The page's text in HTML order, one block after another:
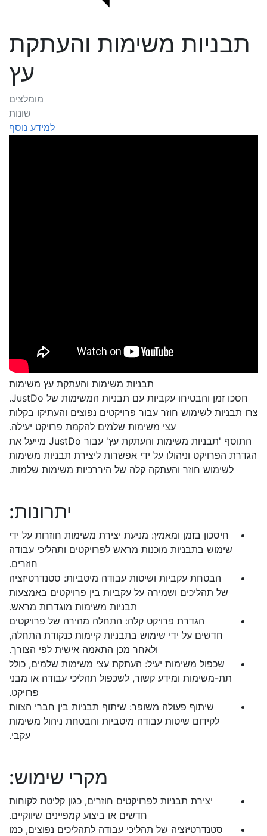
תבניות משימות והעתקת
עץ
מומלצים
שונות
למידע נוסף
תבניות משימות והעתקת עץ משימות
חסכו זמן והבטיחו עקביות עם תבניות המשימות של JustDo.
צרו תבניות לשימוש חוזר עבור פרויקטים נפוצים והעתיקו בקלות
עצי משימות שלמים להקמת פרויקט יעילה.
התוסף 'תבניות משימות והעתקת עץ' עבור JustDo מייעל את
הגדרת הפרויקט וניהולו על ידי אפשרות ליצירת תבניות משימות
לשימוש חוזר והעתקה קלה של היררכיות משימות שלמות.
יתרונות:
חיסכון בזמן ומאמץ: מניעת יצירת משימות חוזרות על ידי
שימוש בתבניות מוכנות מראש לפרויקטים ותהליכי עבודה
חוזרים.
הבטחת עקביות ושיטות עבודה מיטביות: סטנדרטיזציה
של תהליכים ושמירה על עקביות בין פרויקטים באמצעות
תבניות משימות מוגדרות מראש.
הגדרת פרויקט קלה: התחלה מהירה של פרויקטים
חדשים על ידי שימוש בתבניות קיימות כנקודת התחלה,
ולאחר מכן התאמה אישית לפי הצורך.
שכפול משימות יעיל: העתקת עצי משימות שלמים, כולל
תת-משימות ומידע קשור, לשכפול תהליכי עבודה או מבני
פרויקט.
שיתוף פעולה משופר: שיתוף תבניות בין חברי הצוות
לקידום שיטות עבודה מיטביות והבטחת ניהול משימות
עקבי.
מקרי שימוש:
יצירת תבניות לפרויקטים חוזרים, כגון קליטת לקוחות
חדשים או ביצוע קמפיינים שיווקיים.
סטנדרטיזציה של תהליכי עבודה לתהליכים נפוצים, כמו